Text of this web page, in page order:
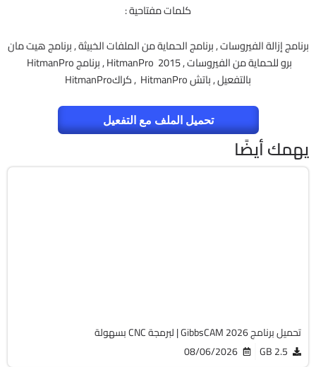
كلمات مفتاحية :
برنامج إزالة الفيروسات , برنامج الحماية من الملفات الخبيثة , برنامج هيت مان
بالتفعيل , باتش HitmanPro , كراكHitmanPro
تحميل الملف مع التفعيل
يهمك أيضًا
تحميل برنامج GibbsCAM 2026 | لبرمجة CNC بسهولة
2.5 GB
08/06/2026